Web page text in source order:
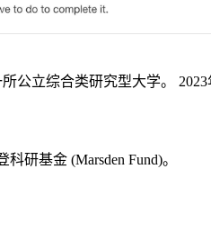
公立综合类研究型大学。 2023
科研基金 (Marsden Fund)。